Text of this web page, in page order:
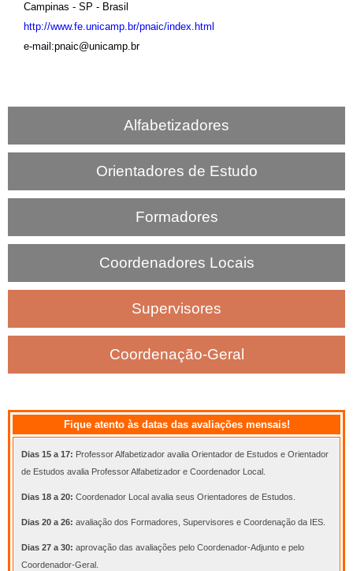
Campinas - SP - Brasil
http://www.fe.unicamp.br/pnaic/index.html
e-mail:pnaic@unicamp.br
Alfabetizadores
Orientadores de Estudo
Formadores
Coordenadores Locais
Supervisores
Coordenação-Geral
Fique atento às datas das avaliações mensais!
Dias 15 a 17: Professor Alfabetizador avalia Orientador de Estudos e Orientador
de Estudos avalia Professor Alfabetizador e Coordenador Local.
Dias 18 a 20: Coordenador Local avalia seus Orientadores de Estudos.
Dias 20 a 26: avaliação dos Formadores, Supervisores e Coordenação da IES.
Dias 27 a 30: aprovação das avaliações pelo Coordenador-Adjunto e pelo
Coordenador-Geral.